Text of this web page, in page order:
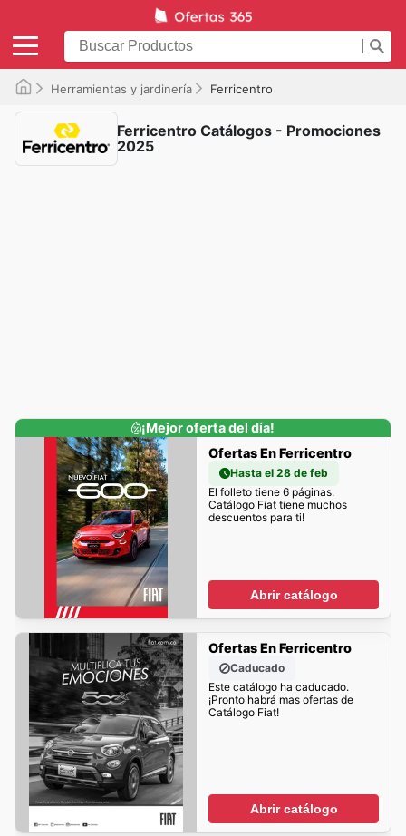
Herramientas y jardinería Ferricentro
Ferricentro Catálogos - Promociones
2025
¡Mejor oferta del día!
Ofertas En Ferricentro
Hasta el 28 de feb
El folleto tiene 6 páginas.
Catálogo Fiat tiene muchos
descuentos para ti!
Abrir catálogo
Ofertas En Ferricentro
Caducado
Este catálogo ha caducado.
¡Pronto habrá mas ofertas de
Catálogo Fiat!
Abrir catálogo